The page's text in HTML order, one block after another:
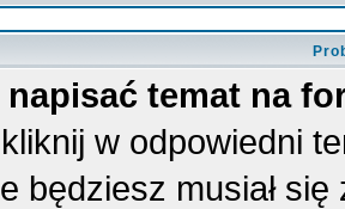
temat na
w odpowiedni
będziesz musiał